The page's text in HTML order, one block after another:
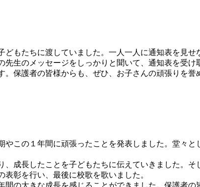
もたちに渡していました。一人一人に通知表を見せ
生のメッセージをしっかりと聞いて、通知表を受け
保護者の皆様からも、ぜひ、お子さんの頑張りを誉
この１年間に頑張ったことを発表しました。堂々と
成長したことを子どもたちに伝えていきました。そ
彰を行い、最後に校歌を歌いました。
の大きな成長を感じることができました。保護者の